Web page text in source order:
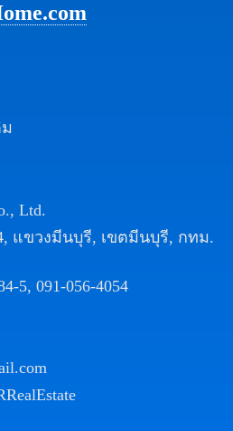
Ltd.
แขวงมีนบุรี, เขตมีนบุรี, กทม.
5, 091-056-4054